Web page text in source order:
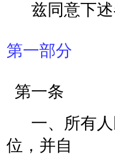
兹同意下述
第一部分
第一条
一、所有人
位，并自